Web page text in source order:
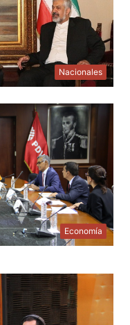
Nacionales
Economía